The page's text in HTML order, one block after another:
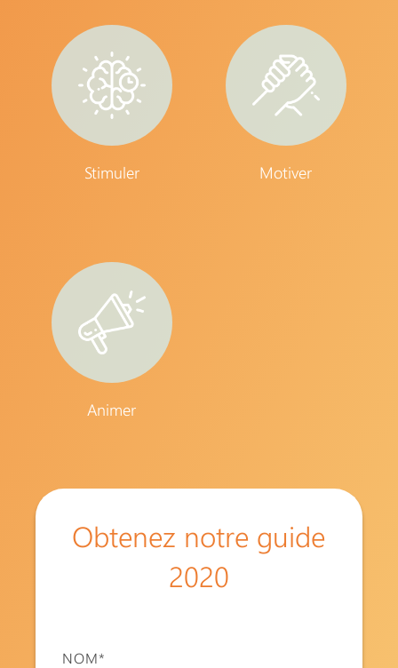
Stimuler Motiver
Animer
Obtenez notre guide
2020
NOM*